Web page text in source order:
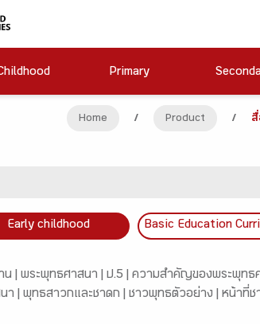
Primary
Home / Product / สื่
Early childhood Basic Education
น | พระพุทธศาสนา | ป.5 | ความสำคัญของพระพุทธ
า | พุทธสาวกและชาดก | ชาวพุทธตัวอย่าง | หน้าที่ช